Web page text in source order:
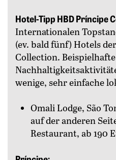
Hotel-Tipp HBD Príncipe
Internationalen
(ev. bald fünf) Hotels
Collection. Beispielhafte
wenige, sehr ­einfache
Omali Lodge, São
auf der anderen
Restaurant, ab 190